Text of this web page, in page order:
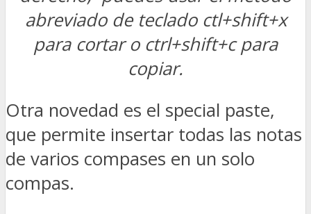
abreviado de teclado ctl+shift+x
para cortar o ctrl+shift+c para
copiar.
Otra novedad es el special paste,
que permite insertar todas las notas
de varios compases en un solo
compas.